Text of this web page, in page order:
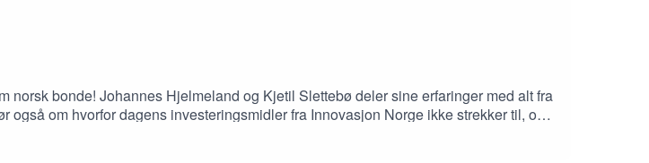
bonde! Johannes Hjelmeland og Kjetil Slettebø deler sine erfaringer med alt fra
om hvorfor dagens investeringsmidler fra Innovasjon Norge ikke strekker til, og
innsikt, hverdagsutfordringer og viktige spørsmål til norsk landbrukspolitikk. Lytt nå og
i Fjøssystemer Gruppen. Har du spørsmål, innspill eller idéer, send en e-post